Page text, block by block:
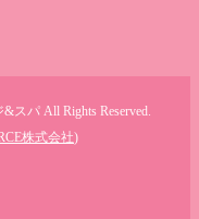
スパ All Rights Reserved.
株式会社)